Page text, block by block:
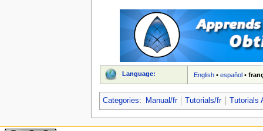
Language: English •español •
Categories: Manual/fr Tutorials/fr